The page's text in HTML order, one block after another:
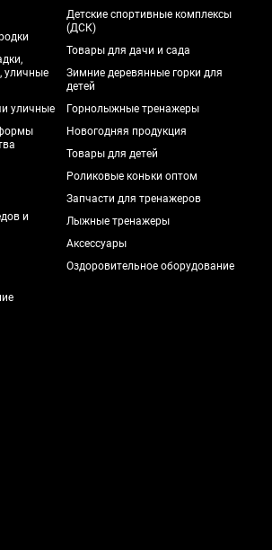
уличные
уличные
и
Детские спортивные комплексы
(ДСК)
Товары для дачи и сада
Зимние деревянные горки для
детей
Горнолыжные тренажеры
Новогодняя продукция
Товары для детей
Роликовые коньки оптом
Запчасти для тренажеров
Лыжные тренажеры
Аксессуары
Оздоровительное оборудование